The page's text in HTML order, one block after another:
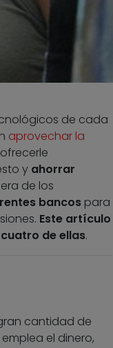
de cada
aprovechar la
y ahorrar
de los
bancospara
Este artículo
de ellas.
cantidad de
el dinero,